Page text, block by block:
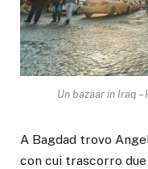
Un bazaar in Iraq –
A Bagdad trovo
con cui trascorro due